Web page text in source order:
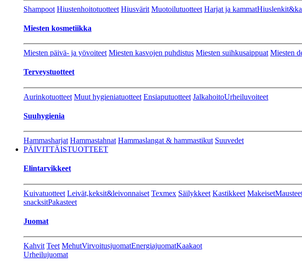
Shampoot Hiustenhoitotuotteet Hiusvärit Muotoilutuotteet Harjat ja kammat
Miesten kosmetiikka
Miesten päivä- ja yövoiteet Miesten kasvojen puhdistus Miesten suihkusaippuat Miesten
Terveystuotteet
Aurinkotuotteet Muut hygieniatuotteet Ensiaputuotteet JalkahoitoUrheiluvoiteet
Suuhygienia
Hammasharjat Hammastahnat Hammaslangat & hammastikut Suuvedet
PÄIVITTÄISTUOTTEET
Elintarvikkeet
Kuivatuotteet Leivät,keksit&leivonnaiset Texmex Säilykkeet Kastikkeet Makeiset
snacksitPakasteet
Juomat
Kahvit Teet MehutVirvoitusjuomatEnergiajuomatKaakaot
Urheilujuomat